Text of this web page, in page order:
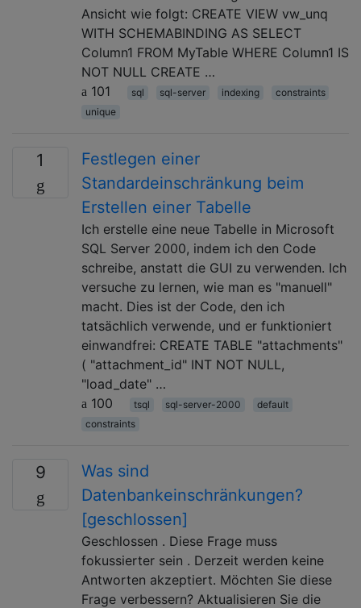
Ansicht wie folgt: CREATE VIEW vw_unq
WITH SCHEMABINDING AS SELECT
Column1 FROM MyTable WHERE Column1 IS
NOT NULL CREATE …
101
sql sql-server indexing
constraints
unique
1
Festlegen einer
Standardeinschränkung beim
Erstellen einer Tabelle
Ich erstelle eine neue Tabelle in Microsoft
SQL Server 2000, indem ich den Code
schreibe, anstatt die GUI zu verwenden. Ich
versuche zu lernen, wie man es "manuell"
macht. Dies ist der Code, den ich
tatsächlich verwende, und er funktioniert
einwandfrei: CREATE TABLE "attachments"
( "attachment_id" INT NOT NULL,
"load_date" …
100
tsql sql-server-2000
default
constraints
9
Was sind
Datenbankeinschränkungen?
[geschlossen]
Geschlossen . Diese Frage muss
fokussierter sein . Derzeit werden keine
Antworten akzeptiert. Möchten Sie diese
Frage verbessern? Aktualisieren Sie die